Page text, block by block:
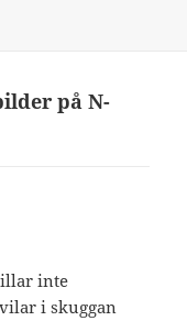
på N-
inte
i skuggan